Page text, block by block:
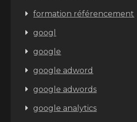
formation référencement
googl
google
google adword
google adwords
google analytics